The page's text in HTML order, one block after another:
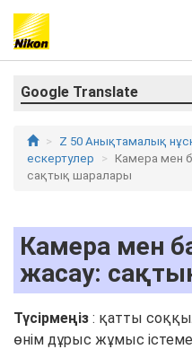
Google Translate
Z 50 Анықтамалық
ескертулер
Камера мен
сақтық шаралары
Камера мен
жасау:
Түсірмеңіз : қатты
өнім дұрыс жұмыс